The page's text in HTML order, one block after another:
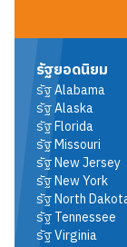
รัฐยอดนิยม
รัฐAlabama
รัฐAlaska
รัฐFlorida
รัฐMissouri
รัฐNew Jersey
รัฐNew York
รัฐNorth
รัฐTennessee
รัฐVirginia